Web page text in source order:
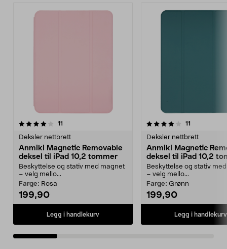
11
Deksler nettbrett
Anmiki Magnetic Removable
deksel til iPad 10,2 tommer
Beskyttelse og stativ med magnet
– velg mello...
Farge: Rosa
199,90
Legg i handlekurv
4.0 av 5 stjerner 11
Deksler nettbrett
Anmiki Magnetic
deksel til iPad 10,2
Beskyttelse og stativ
– velg mello...
Farge: Grønn
199,90
Legg i handlekurv
3.5 av 5 stjerner